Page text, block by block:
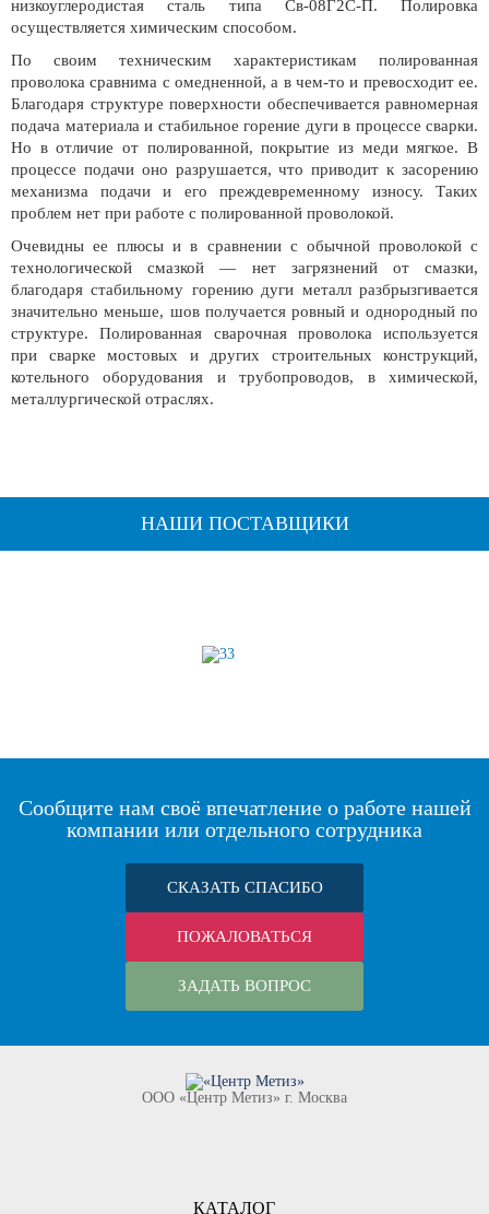
низкоуглеродистая сталь типа Св-08Г2С-П. Полировка
осуществляется химическим способом.
По своим техническим характеристикам полированная
проволока сравнима с омедненной, а в чем-то и превосходит ее.
Благодаря структуре поверхности обеспечивается равномерная
подача материала и стабильное горение дуги в процессе сварки.
Но в отличие от полированной, покрытие из меди мягкое. В
процессе подачи оно разрушается, что приводит к засорению
механизма подачи и его преждевременному износу. Таких
проблем нет при работе с полированной проволокой.
Очевидны ее плюсы и в сравнении с обычной проволокой с
технологической смазкой — нет загрязнений от смазки,
благодаря стабильному горению дуги металл разбрызгивается
значительно меньше, шов получается ровный и однородный по
структуре. Полированная сварочная проволока используется
при сварке мостовых и других строительных конструкций,
котельного оборудования и трубопроводов, в химической,
металлургической отраслях.
НАШИ ПОСТАВЩИКИ
Сообщите нам своё впечатление о работе нашей
компании или отдельного сотрудника
СКАЗАТЬ СПАСИБО
ПОЖАЛОВАТЬСЯ
ЗАДАТЬ ВОПРОС
ООО «Центр Метиз» г. Москва
КАТАЛОГ